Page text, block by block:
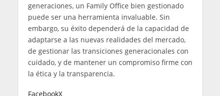
generaciones, un Family Office bien gestionado
puede ser una herramienta invaluable. Sin
embargo, su éxito dependerá de la capacidad de
adaptarse a las nuevas realidades del mercado,
de gestionar las transiciones generacionales con
cuidado, y de mantener un compromiso firme con
la ética y la transparencia.
FacebookX